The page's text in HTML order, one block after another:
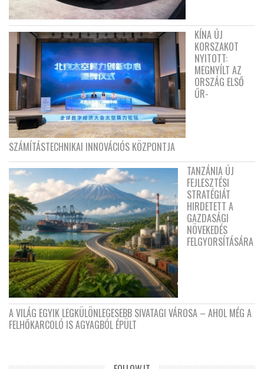
KÍNA ÚJ
KORSZAKOT
NYITOTT:
MEGNYÍLT AZ
ORSZÁG ELSŐ
ŰR-
SZÁMÍTÁSTECHNIKAI INNOVÁCIÓS KÖZPONTJA
TANZÁNIA ÚJ
FEJLESZTÉSI
STRATÉGIÁT
HIRDETETT A
GAZDASÁGI
NÖVEKEDÉS
FELGYORSÍTÁSÁRA
A VILÁG EGYIK LEGKÜLÖNLEGESEBB SIVATAGI VÁROSA – AHOL MÉG A
FELHŐKARCOLÓ IS AGYAGBÓL ÉPÜLT